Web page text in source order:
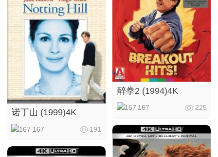
诺丁山 (1999)4K
167 191
醉拳2 (1994)4K
167 225